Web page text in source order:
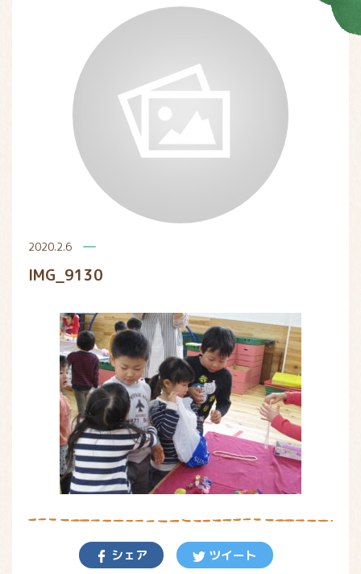
2020.2.6
IMG_9130
シェア ツイート